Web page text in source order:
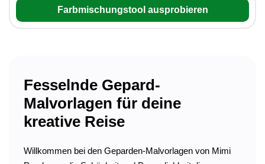
Farbmischungstool ausprobieren
Fesselnde Gepard-
Malvorlagen für deine
kreative Reise
Willkommen bei den Geparden-Malvorlagen von Mimi